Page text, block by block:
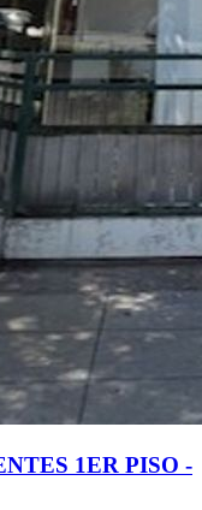
1ER PISO -